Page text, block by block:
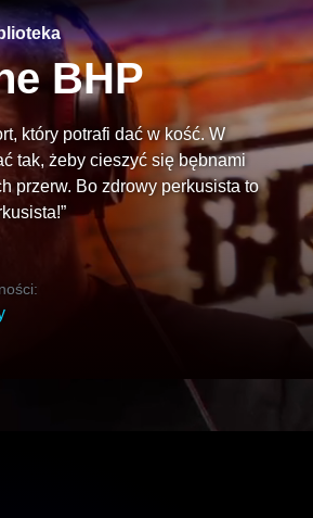
BHP
który potrafi dać w kość. W
tak, żeby cieszyć się bębnami
przerw. Bo zdrowy perkusista to